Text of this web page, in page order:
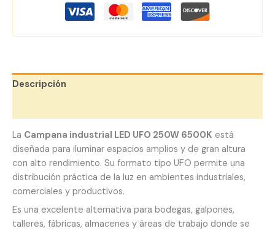
Descripción
La Campana industrial LED UFO 250W 6500K está
diseñada para iluminar espacios amplios y de gran altura
con alto rendimiento. Su formato tipo UFO permite una
distribución práctica de la luz en ambientes industriales,
comerciales y productivos.
Es una excelente alternativa para bodegas, galpones,
talleres, fábricas, almacenes y áreas de trabajo donde se